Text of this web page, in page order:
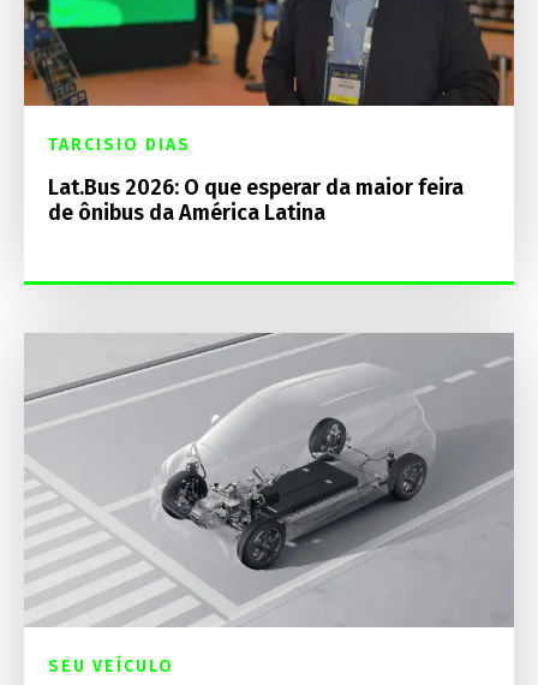
TARCISIO DIAS
Lat.Bus 2026: O que esperar da maior feira
de ônibus da América Latina
SEU VEÍCULO